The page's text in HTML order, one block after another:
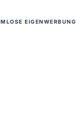
EIGENWERBUNG